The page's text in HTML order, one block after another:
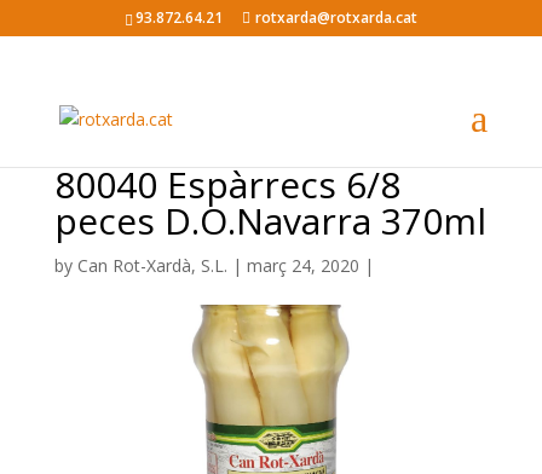
93.872.64.21 rotxarda@rotxarda.cat
80040 Espàrrecs 6/8
peces D.O.Navarra 370ml
by Can Rot-Xardà, S.L. | març 24, 2020 |